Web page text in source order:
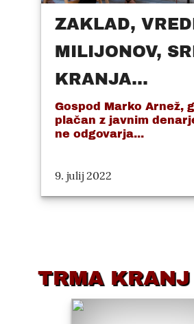
ZAKLAD,
MILIJONOV,
KRANJA...
Gospod Marko Arnež,
plačan z javnim
ne odgovarja...
9. julij 2022
TRMA KRANJ